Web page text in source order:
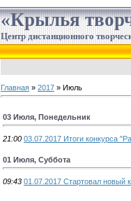
«Крылья
Центр дистанционного
Главная » 2017 » Июль
03 Июля, Понедельник
21:00 03.07.2017 Итоги конкурса
01 Июля, Суббота
09:43 01.07.2017 Стартовал новый